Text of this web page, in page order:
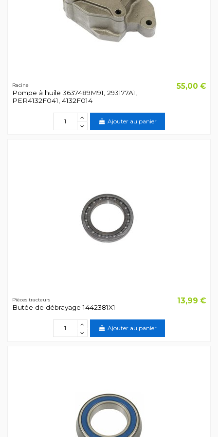
Racine
Pompe à huile 3637489M91, 293177A1,
PER4132F041, 4132F014
55,00 €
Ajouter au panier
Pièces tracteurs
Butée de débrayage 1442381X1
13,99 €
Ajouter au panier